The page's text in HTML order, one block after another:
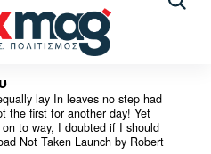
lay In leaves no step had
the first for another day! Yet
to way, I doubted if I should
Not Taken Launch by Robert